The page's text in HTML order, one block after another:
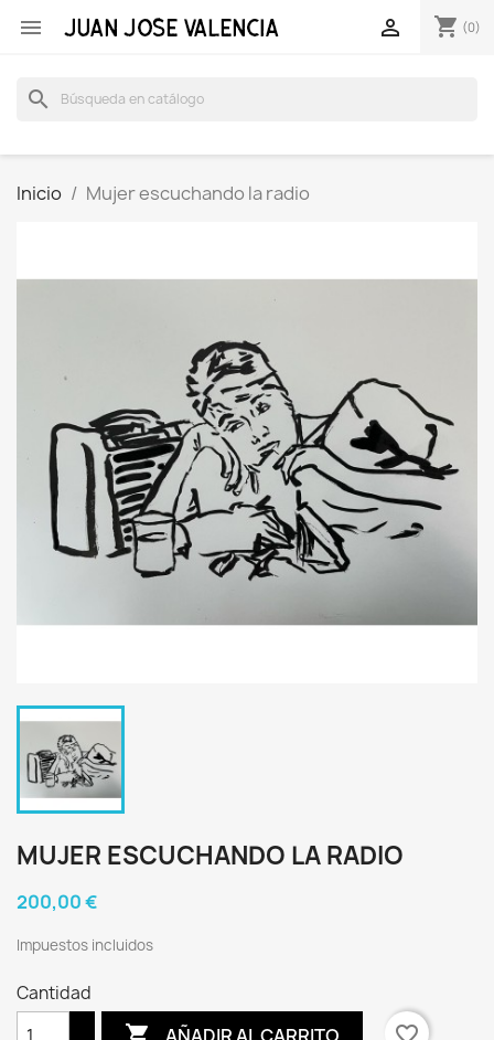
 shopping_cart (0)

search
Inicio Mujer escuchando la radio
MUJER ESCUCHANDO LA RADIO
200,00 €
Impuestos incluidos
Cantidad
 AÑADIR AL CARRITO
favorite_border